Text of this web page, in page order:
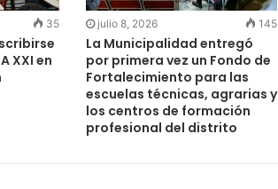
35
XXI en
julio 8, 2026 145
La Municipalidad entregó
por primera vez un Fondo de
Fortalecimiento para las
escuelas técnicas, agrarias y
los centros de formación
profesional del distrito